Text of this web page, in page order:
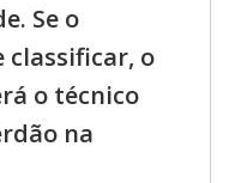
Se o
classificar, o
o técnico
na